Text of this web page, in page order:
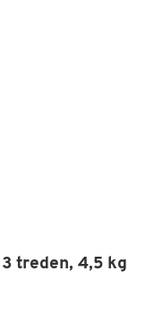
treden, 4,5 kg